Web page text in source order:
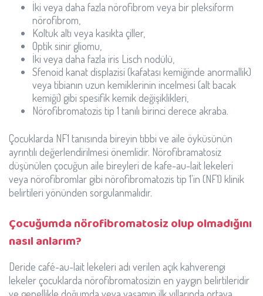
İki veya daha fazla nörofibrom veya bir pleksiform
nörofibrom,
Koltuk altı veya kasıkta çiller,
Optik sinir gliomu,
İki veya daha fazla iris Lisch nodülü,
Sfenoid kanat displazisi (kafatası kemiğinde anormallik)
veya tibianın uzun kemiklerinin incelmesi (alt bacak
kemiği) gibi spesifik kemik değişiklikleri,
Nörofibromatozis tip 1 tanılı birinci derece akraba.
Çocuklarda NF1 tanısında bireyin tıbbi ve aile öyküsünün
ayrıntılı değerlendirilmesi önemlidir. Nörofibramatosiz
düşünülen çocuğun aile bireyleri de kafe-au-lait lekeleri
veya nörofibromlar gibi nörofibromatozis tip 1'in (NF1) klinik
belirtileri yönünden sorgulanmalıdır.
Çocuğumda nörofibromatosiz olup olmadığını
nasıl anlarım?
Deride café-au-lait lekeleri adı verilen açık kahverengi
lekeler çocuklarda nörofibromatosizin en yaygın belirtileridir